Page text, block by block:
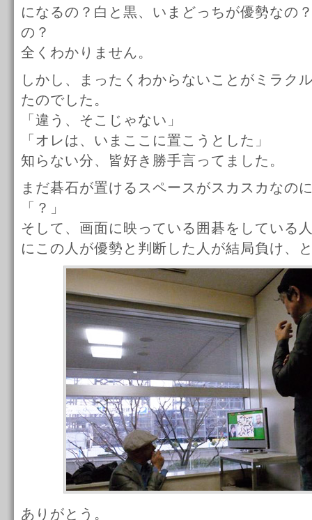
になるの？白と黒、いまどっちが優勢なの
の？
全くわかりません。
しかし、まったくわからないことがミラク
たのでした。
「違う、そこじゃない」
「オレは、いまここに置こうとした」
知らない分、皆好き勝手言ってました。
まだ碁石が置けるスペースがスカスカなの
「？」
そして、画面に映っている囲碁をしている
にこの人が優勢と判断した人が結局負け、
ありがとう。